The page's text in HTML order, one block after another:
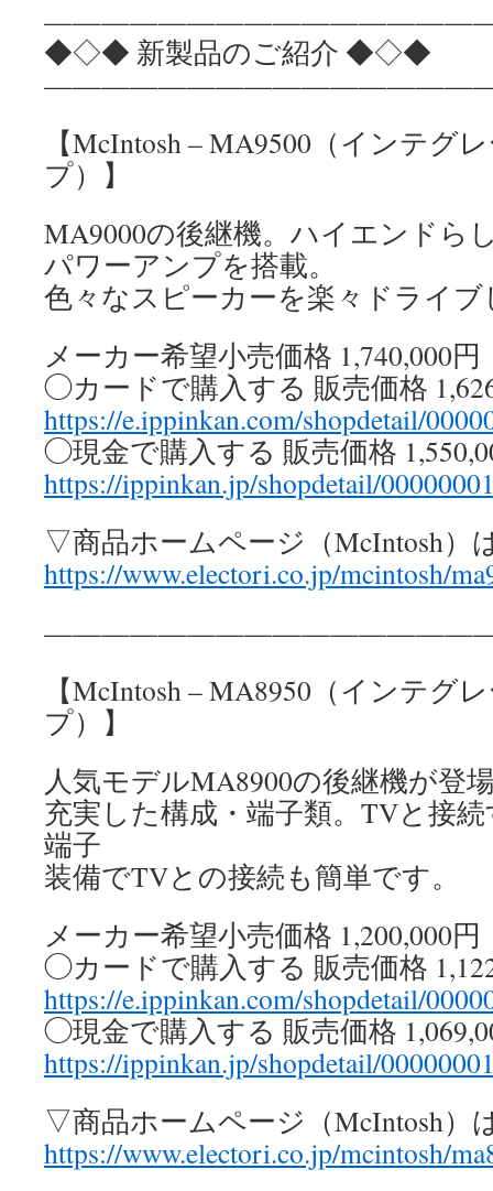
◆◇◆ 新製品のご紹介 ◆◇◆
【McIntosh – MA9500（インテグ
プ）】
MA9000の後継機。ハイエンドら
パワーアンプを搭載。
色々なスピーカーを楽々ドライブ
メーカー希望小売価格 1,740,000
◯カードで購入する 販売価格
https://e.ippinkan.com/shopdetail/
◯現金で購入する 販売価格
https://ippinkan.jp/shopdetail/
▽商品ホームページ（McIntosh）
https://www.electori.co.jp/mcintosh/
【McIntosh – MA8950（インテグ
プ）】
人気モデルMA8900の後継機が登
充実した構成・端子類。TVと接
端子
装備でTVとの接続も簡単です。
メーカー希望小売価格 1,200,000
◯カードで購入する 販売価格
https://e.ippinkan.com/shopdetail/
◯現金で購入する 販売価格
https://ippinkan.jp/shopdetail/
▽商品ホームページ（McIntosh）
https://www.electori.co.jp/mcintosh/